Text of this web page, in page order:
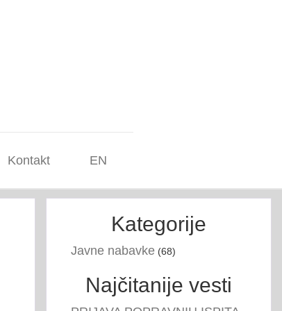
Kontakt EN
Kategorije
Javne nabavke(68)
Najčitanije vesti